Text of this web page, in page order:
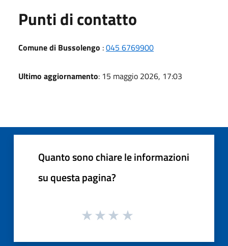
Punti di contatto
Comune di Bussolengo :045 6769900
Ultimo aggiornamento: 15 maggio 2026, 17:03
Quanto sono chiare le informazioni
su questa pagina?